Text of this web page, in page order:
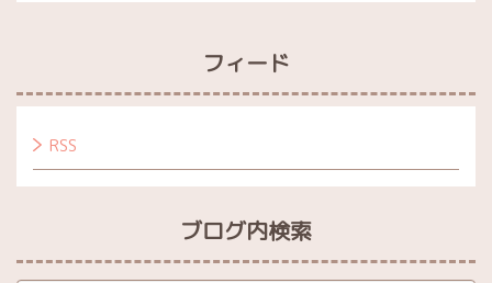
フィード
RSS
ブログ内検索